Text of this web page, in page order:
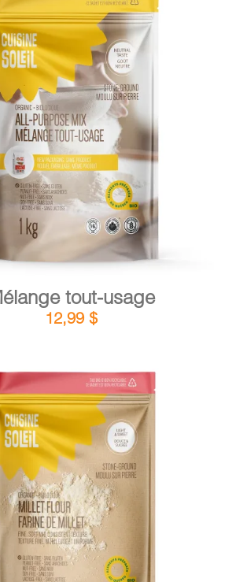
AU PANIER / DÉTAILS
tout-usage
12,99 $
AU PANIER / DÉTAILS